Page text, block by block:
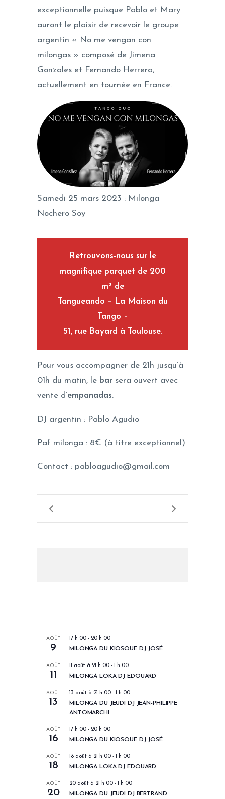
exceptionnelle puisque Pablo et Mary
auront le plaisir de recevoir le groupe
argentin « No me vengan con
milongas » composé de Jimena
Gonzales et Fernando Herrera,
actuellement en tournée en France.
Samedi 25 mars 2023 : Milonga
Nochero Soy
Retrouvons-nous sur le
magnifique parquet de 200
m² de
Tangueando – La Maison du
Tango –
51, rue Bayard à Toulouse.
Pour vous accompagner de 21h jusqu’à
01h du matin, le bar sera ouvert avec
vente d’empanadas.
DJ argentin : Pablo Agudio
Paf milonga : 8€ (à titre exceptionnel)
Contact : pabloagudio@gmail.com
AOÛT
9
17 h 00 - 20 h 00
MILONGA DU KIOSQUE DJ JOSÉ
AOÛT
11
11 août à 21 h 00 - 1 h 00
MILONGA LOKA DJ EDOUARD
AOÛT
13
13 août à 21 h 00 - 1 h 00
MILONGA DU JEUDI DJ JEAN-PHILIPPE
ANTOMARCHI
AOÛT
16
17 h 00 - 20 h 00
MILONGA DU KIOSQUE DJ JOSÉ
AOÛT
18
18 août à 21 h 00 - 1 h 00
MILONGA LOKA DJ EDOUARD
AOÛT
20
20 août à 21 h 00 - 1 h 00
MILONGA DU JEUDI DJ BERTRAND